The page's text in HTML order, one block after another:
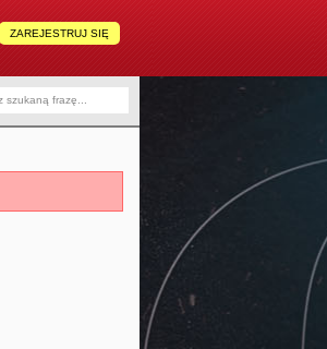
ZAREJESTRUJ SIĘ